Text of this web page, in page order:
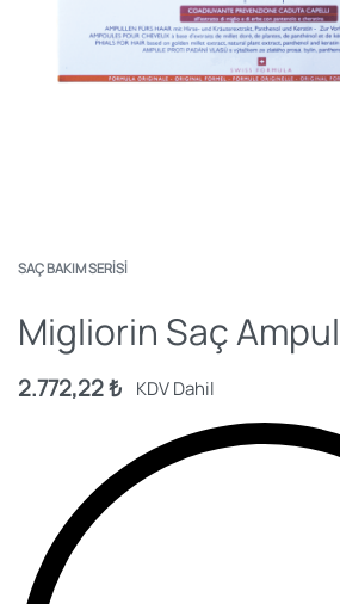
SAÇ BAKIM SERISI
Migliorin Saç
2.772,22₺ KDV Dahil